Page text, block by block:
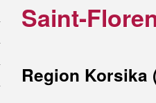
Saint-
Region Korsika